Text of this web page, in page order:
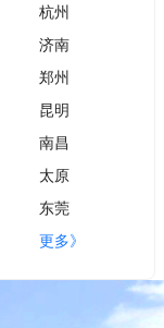
杭州
济南
郑州
昆明
南昌
太原
东莞
更多》